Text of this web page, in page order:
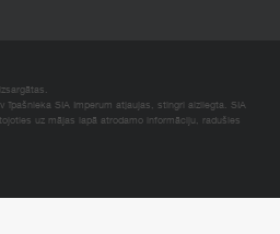
īpašnieka SIA Imperum atļaujas, stingri aizliegta. SIA
uz mājas lapā atrodamo informāciju, radušies